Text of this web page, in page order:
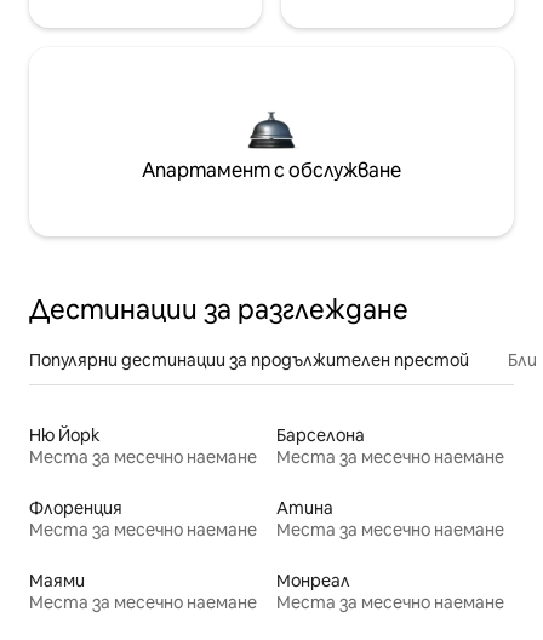
Апартамент с обслужване
Дестинации за разглеждане
Популярни дестинации за продължителен престой
Ню Йорк
Места за месечно наемане
Барселона
Места за месечно наемане
Флоренция
Места за месечно наемане
Атина
Места за месечно наемане
Маями
Места за месечно наемане
Монреал
Места за месечно наемане